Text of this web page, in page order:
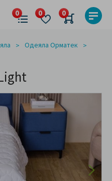
Одеяла Орматек